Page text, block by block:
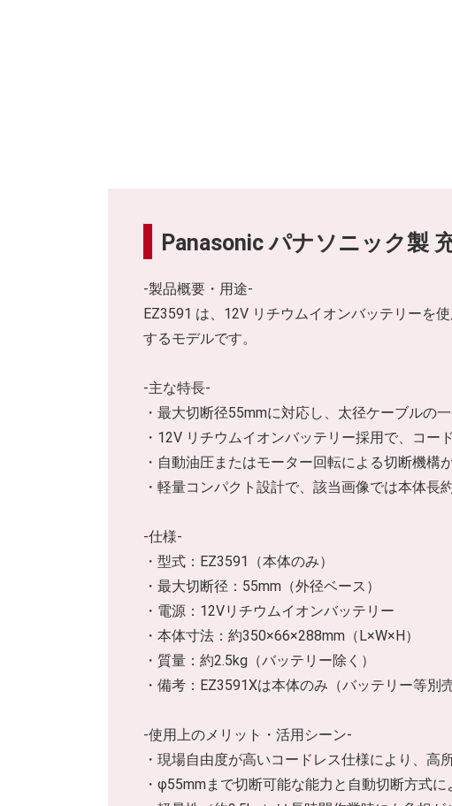
Panasonic パナソニック製
-製品概要・用途-
EZ3591 は、12V リチウムイオンバッテリーを
するモデルです。
-主な特長-
・最大切断径55mmに対応し、太径ケーブルの
・12V リチウムイオンバッテリー採用で、コー
・自動油圧またはモーター回転による切断機構
・軽量コンパクト設計で、該当画像では本体長
-仕様-
・型式：EZ3591（本体のみ）
・最大切断径：55mm（外径ベース）
・電源：12Vリチウムイオンバッテリー
・本体寸法：約350×66×288mm（L×W×H）
・質量：約2.5kg（バッテリー除く）
・備考：EZ3591Xは本体のみ（バッテリー等別売
-使用上のメリット・活用シーン-
・現場自由度が高いコードレス仕様により、高
・φ55mmまで切断可能な能力と自動切断方式